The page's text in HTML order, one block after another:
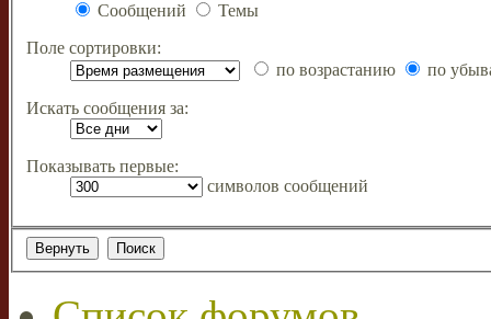
Сообщений
Темы
Поле сортировки:
по возрастанию
по
Искать сообщения за:
Показывать первые:
символов сообщений